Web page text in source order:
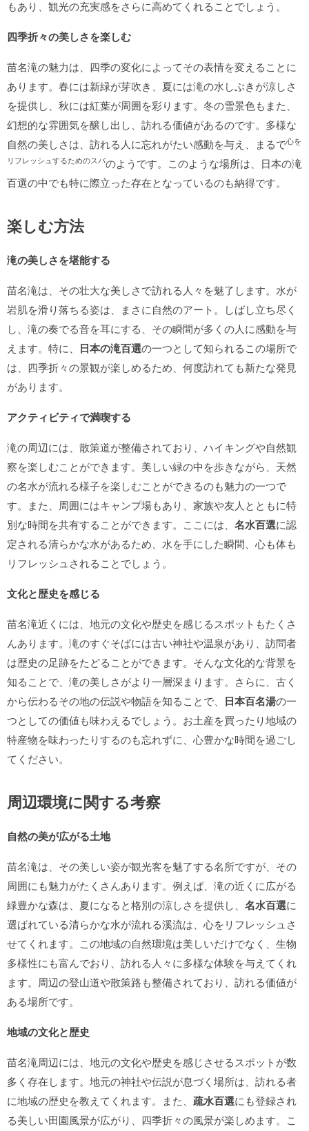
もあり、観光の充実感をさらに高めてくれることでしょう。
四季折々の美しさを楽しむ
苗名滝の魅力は、四季の変化によってその表情を変えることに
あります。春には新緑が芽吹き、夏には滝の水しぶきが涼しさ
を提供し、秋には紅葉が周囲を彩ります。冬の雪景色もまた、
幻想的な雰囲気を醸し出し、訪れる価値があるのです。多様な
自然の美しさは、訪れる人に忘れがたい感動を与え、まるで心を
リフレッシュするためのスパのようです。このような場所は、日本の滝
百選の中でも特に際立った存在となっているのも納得です。
楽しむ方法
滝の美しさを堪能する
苗名滝は、その壮大な美しさで訪れる人々を魅了します。水が
岩肌を滑り落ちる姿は、まさに自然のアート。しばし立ち尽く
し、滝の奏でる音を耳にする、その瞬間が多くの人に感動を与
えます。特に、 日本の滝百選の一つとして知られるこの場所で
は、四季折々の景観が楽しめるため、何度訪れても新たな発見
があります。
アクティビティで満喫する
滝の周辺には、散策道が整備されており、ハイキングや自然観
察を楽しむことができます。美しい緑の中を歩きながら、天然
の名水が流れる様子を楽しむことができるのも魅力の一つで
す。また、周囲にはキャンプ場もあり、家族や友人とともに特
別な時間を共有することができます。ここには、 名水百選に認
定される清らかな水があるため、水を手にした瞬間、心も体も
リフレッシュされることでしょう。
文化と歴史を感じる
苗名滝近くには、地元の文化や歴史を感じるスポットもたくさ
んあります。滝のすぐそばには古い神社や温泉があり、訪問者
は歴史の足跡をたどることができます。そんな文化的な背景を
知ることで、滝の美しさがより一層深まります。さらに、古く
から伝わるその地の伝説や物語を知ることで、 日本百名湯の一
つとしての価値も味わえるでしょう。お土産を買ったり地域の
特産物を味わったりするのも忘れずに、心豊かな時間を過ごし
てください。
周辺環境に関する考察
自然の美が広がる土地
苗名滝は、その美しい姿が観光客を魅了する名所ですが、その
周囲にも魅力がたくさんあります。例えば、滝の近くに広がる
緑豊かな森は、夏になると格別の涼しさを提供し、 名水百選に
選ばれている清らかな水が流れる溪流は、心をリフレッシュさ
せてくれます。この地域の自然環境は美しいだけでなく、生物
多様性にも富んでおり、訪れる人々に多様な体験を与えてくれ
ます。周辺の登山道や散策路も整備されており、訪れる価値が
ある場所です。
地域の文化と歴史
苗名滝周辺には、地元の文化や歴史を感じさせるスポットが数
多く存在します。地元の神社や伝説が息づく場所は、訪れる者
に地域の歴史を教えてくれます。また、 疏水百選にも登録され
る美しい田園風景が広がり、四季折々の風景が楽しめます。こ